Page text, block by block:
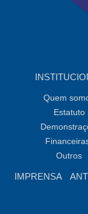
Quem
Estatuto
Outros
IMPRENSA